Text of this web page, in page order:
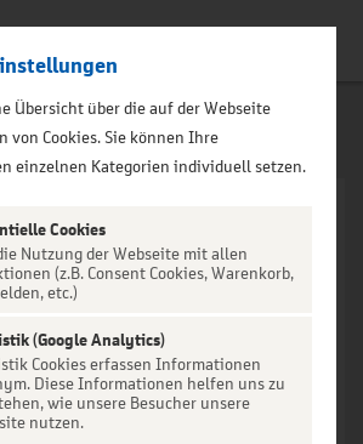
NICHT
GEFUNDEN
Übersicht über die auf der Webseite
von Cookies. Sie können Ihre
einzelnen Kategorien individuell setzen.
Cookies
Nutzung der Webseite mit allen
(z.B. Consent Cookies, Warenkorb,
etc.)
(Google Analytics)
Cookies erfassen Informationen
Diese Informationen helfen uns zu
wie unsere Besucher unsere
nutzen.